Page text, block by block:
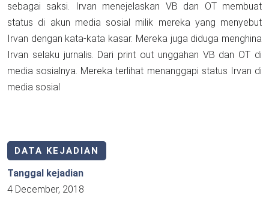
sebagai saksi. Irvan menejelaskan VB dan OT membuat
status di akun media sosial milik mereka yang menyebut
Irvan dengan kata-kata kasar. Mereka juga diduga menghina
Irvan selaku jurnalis. Dari print out unggahan VB dan OT di
media sosialnya. Mereka terlihat menanggapi status Irvan di
media sosial
DATA KEJADIAN
Tanggal kejadian
4 December, 2018